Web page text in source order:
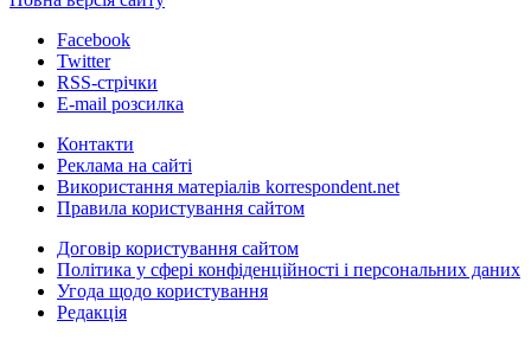
Facebook
Twitter
RSS-стрічки
E-mail розсилка
Контакти
Реклама на сайті
Використання матеріалів korrespondent.net
Правила користування сайтом
Договір користування сайтом
Політика у сфері конфіденційності і персональних даних
Угода щодо користування
Редакція